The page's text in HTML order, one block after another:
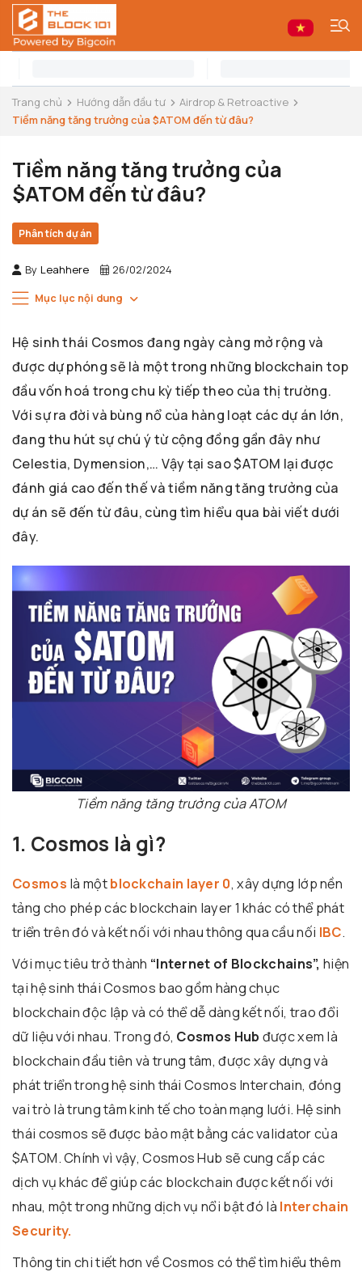
Trang chủ Hướng dẫn đầu tư
Airdrop & Retroactive
Tiềm năng tăng trưởng của $ATOM đến từ đâu?
Tiềm năng tăng trưởng của
$ATOM đến từ đâu?
Phân tích dự án
By Leahhere 26/02/2024
Mục lục nội dung
Hệ sinh thái Cosmos đang ngày càng mở rộng và
được dự phóng sẽ là một trong những blockchain top
đầu vốn hoá trong chu kỳ tiếp theo của thị trường.
Với sự ra đời và bùng nổ của hàng loạt các dự án lớn,
đang thu hút sự chú ý từ cộng đồng gần đây như
Celestia, Dymension,… Vậy tại sao $ATOM lại được
đánh giá cao đến thế và tiềm năng tăng trưởng của
dự án sẽ đến từ đâu, cùng tìm hiểu qua bài viết dưới
đây.
Tiềm năng tăng trưởng của ATOM
1. Cosmos là gì?
Cosmos là mộtblockchain layer 0, xây dựng lớp nền
tảng cho phép các blockchain layer 1 khác có thể phát
triển trên đó và kết nối với nhau thông qua cầu nối IBC.
Với mục tiêu trở thành “Internet of Blockchains”, hiện
tại hệ sinh thái Cosmos bao gồm hàng chục
blockchain độc lập và có thể dễ dàng kết nối, trao đổi
dữ liệu với nhau. Trong đó, Cosmos Hub được xem là
blockchain đầu tiên và trung tâm, được xây dựng và
phát triển trong hệ sinh thái Cosmos Interchain, đóng
vai trò là trung tâm kinh tế cho toàn mạng lưới. Hệ sinh
thái cosmos sẽ được bảo mật bằng các validator của
$ATOM. Chính vì vậy, Cosmos Hub sẽ cung cấp các
dịch vụ khác để giúp các blockchain được kết nối với
nhau, một trong những dịch vụ nổi bật đó là Interchain
Security.
Thông tin chi tiết hơn về Cosmos có thể tìm hiểu thêm